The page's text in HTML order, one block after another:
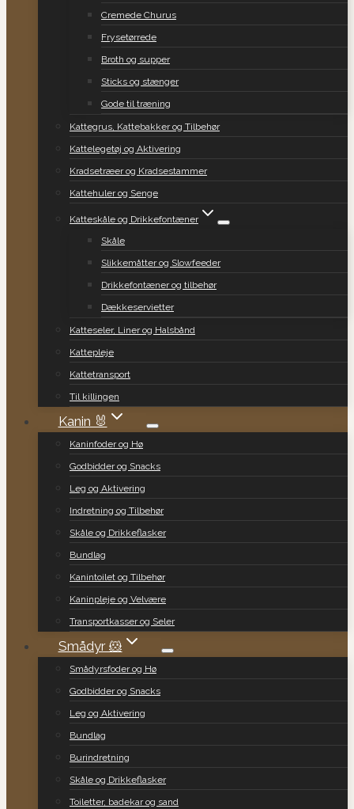
Cremede Churus
Frysetørrede
Broth og supper
Sticks og stænger
Gode til træning
Kattegrus, Kattebakker og Tilbehør
Kattelegetøj og Aktivering
Kradsetræer og Kradsestammer
Kattehuler og Senge
Katteskåle og Drikkefontæner
Skåle
Slikkemåtter og Slowfeeder
Drikkefontæner og tilbehør
Dækkeservietter
Katteseler, Liner og Halsbånd
Kattepleje
Kattetransport
Til killingen
Kanin 🐰
Kaninfoder og Hø
Godbidder og Snacks
Leg og Aktivering
Indretning og Tilbehør
Skåle og Drikkeflasker
Bundlag
Kanintoilet og Tilbehør
Kaninpleje og Velvære
Transportkasser og Seler
Smådyr 🐹
Smådyrsfoder og Hø
Godbidder og Snacks
Leg og Aktivering
Bundlag
Burindretning
Skåle og Drikkeflasker
Toiletter, badekar og sand